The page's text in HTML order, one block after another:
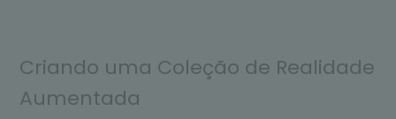
Criando uma Coleção de Realidade
Aumentada